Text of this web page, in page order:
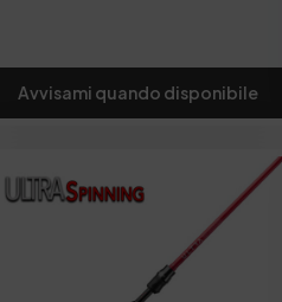
Avvisami quando disponibile